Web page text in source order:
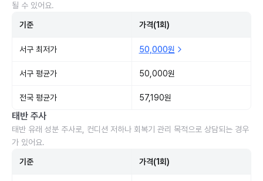
될 수 있어요.
기준 가격(1회)
서구 최저가 50,000원
서구 평균가 50,000원
전국 평균가 57,190원
태반 주사
태반 유래 성분 주사로, 컨디션 저하나 회복기 관리 목적으로 상담되는 경우
가 있어요.
기준 가격(1회)